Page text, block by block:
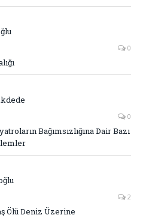
0
0
Bağımsızlığına Dair Bazı
2
Ölü Deniz Üzerine